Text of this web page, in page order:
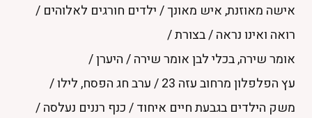
אישה מאוזנת, איש מאונך/ילדים חורגים לאלוהים /
רואה ואינו נראה/בצורת/
אומר שירה, בכלי לבן אומר שירה/היערן/
עץ הפלפלון מרחוב עזה 23
/ערב חג הפסח, לילו/
משק הילדים בגבעת חיים איחוד/כנף רננים נעלסה/